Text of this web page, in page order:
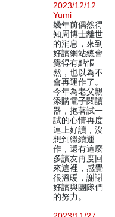
2023/12/12
Yumi
幾年前偶然得
知周博士離世
的消息，來到
好讀網站總會
覺得有點悵
然，也以為不
會再運作了。
今年為老父親
添購電子閱讀
器，抱著試一
試的心情再度
連上好讀，沒
想到繼續運
作，還有這麼
多讀友再度回
來這裡，感覺
很溫暖，謝謝
好讀與團隊們
的努力。